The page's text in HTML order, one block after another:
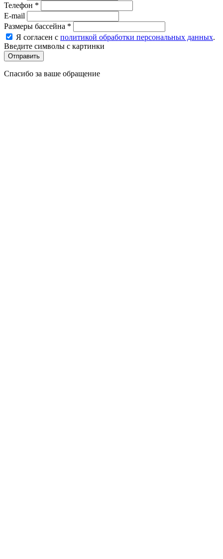
Телефон *
E-mail
Размеры бассейна *
Я согласен с политикой обработки персональных данных.
Введите символы с картинки
Спасибо за ваше обращение